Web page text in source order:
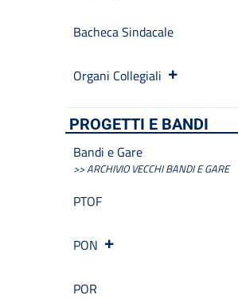
Bacheca Sindacale
Organi Collegiali
PROGETTI E BANDI
Bandi e Gare
>> ARCHIVIO VECCHI BANDI E GARE
PTOF
PON
POR